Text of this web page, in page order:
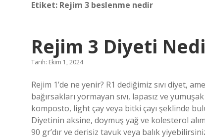
Etiket: Rejim 3 beslenme nedir
Rejim 3 Diyeti
Tarih: Ekim 1, 2024
Rejim 1’de ne yenir? R1 dediğimiz sıvı diyet,
bağırsakları yormayan sıvı, lapasız ve
komposto, light çay veya bitki çayı şeklinde
Diyetinin aksine, doymuş yağ ve kolesterol
90 gr’dır ve derisiz tavuk veya balık